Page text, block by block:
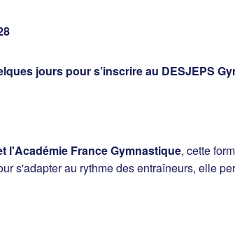
jours pour s’inscrire au DESJEPS
l'Académie France Gymnastique, cette
s'adapter au rythme des entraîneurs, elle